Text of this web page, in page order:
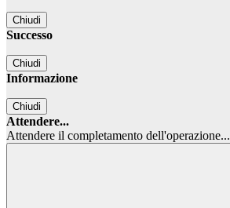
Chiudi
Successo
Chiudi
Informazione
Chiudi
Attendere...
Attendere il completamento dell'operazione...